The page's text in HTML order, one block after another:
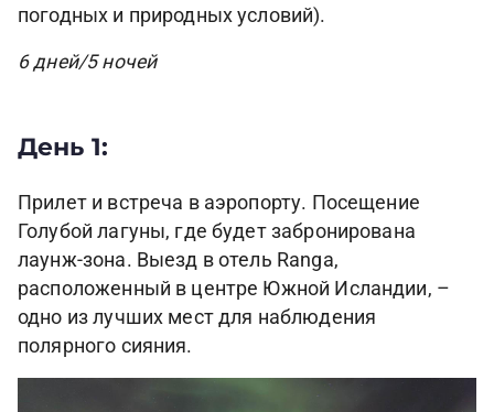
погодных и природных условий).
6 дней/5 ночей
День 1:
Прилет и встреча в аэропорту. Посещение
Голубой лагуны, где будет забронирована
лаунж-зона. Выезд в отель Ranga,
расположенный в центре Южной Исландии, –
одно из лучших мест для наблюдения
полярного сияния.